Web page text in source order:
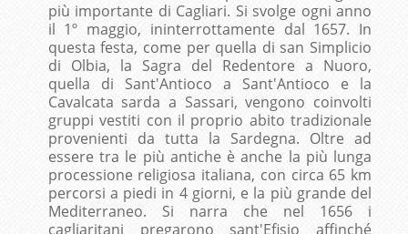
più importante di Cagliari. Si svolge ogni anno
il 1º maggio, ininterrottamente dal 1657. In
questa festa, come per quella di san Simplicio
di Olbia, la Sagra del Redentore a Nuoro,
quella di Sant'Antioco a Sant'Antioco e la
Cavalcata sarda a Sassari, vengono coinvolti
gruppi vestiti con il proprio abito tradizionale
provenienti da tutta la Sardegna. Oltre ad
essere tra le più antiche è anche la più lunga
processione religiosa italiana, con circa 65 km
percorsi a piedi in 4 giorni, e la più grande del
Mediterraneo. Si narra che nel 1656 i
cagliaritani pregarono sant'Efisio affinché